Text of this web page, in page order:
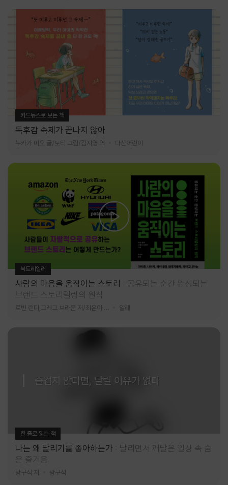
카드뉴스로 보는 책
독후감 숙제가 끝나지 않아
누카가 미오 글/토티 그림/김지영 역 다산어린이
북트레일러
사람의 마음을 움직이는 스토리
공유되는 순간 완성되는
브랜드 스토리텔링의 원칙
알레
즐겁지 않다면, 달릴 이유가 없다
한 줄로 읽는 책
나는 왜 달리기를 좋아하는가
달리면서 깨달은 일상 속 숨
은 즐거움
방구석 저 방구석